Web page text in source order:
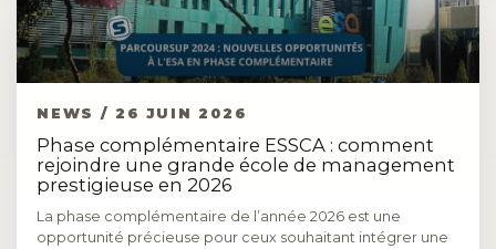
NEWS / 26 JUIN 2026
Phase complémentaire ESSCA : comment
rejoindre une grande école de management
prestigieuse en 2026
La phase complémentaire de l’année 2026 est une
opportunité précieuse pour ceux souhaitant intégrer une